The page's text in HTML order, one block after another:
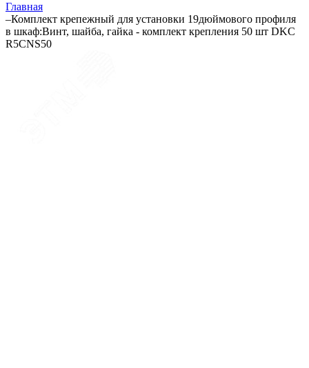
Главная
–Комплект крепежный для установки 19дюймового профиля
в шкаф:Винт, шайба, гайка - комплект крепления 50 шт DKC
R5CNS50